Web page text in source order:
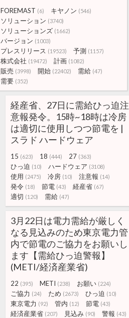
FOREMAST (6) キヤノン (546)
ソリューション (3740)
ソリューションズ (1662)
バージョン (1003)
プレスリリース (19523) 予測 (1157)
株式会社 (19472) 計画 (1082)
販売 (3998) 開始 (22402) 需給 (47)
需要 (352)
経産省、27日に需給ひっ迫注
意報発令。15時~18時は冷房
は適切に使用しつつ節電を |
スラド ハードウェア
15 (623) 18 (444) 27 (363)
ひっ迫 (10) ハードウェア (3108)
使用 (2475) 冷房 (10) 注意報 (14)
発令 (18) 節電 (43) 経産省 (67)
適切 (120) 需給 (47)
3月22日は電力需給が厳しく
なる見込みのため東京電力管
内で節電のご協力をお願いし
ます【需給ひっ迫警報】
(METI/経済産業省)
22 (395) METI (238) お願い (224)
ご協力 (24) ため (2673) ひっ迫 (10)
東京電力 (92) 管内 (12) 節電 (43)
経済産業省 (207) 見込み (90) 警報 (43)